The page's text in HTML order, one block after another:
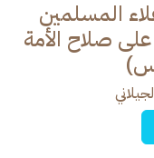
المسلمین
صلاح الأمة